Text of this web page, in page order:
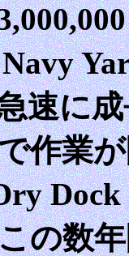
速に
作業
Dock
の数